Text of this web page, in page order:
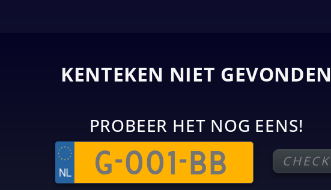
KENTEKEN NIET GEVONDEN
PROBEER HET NOG EENS!